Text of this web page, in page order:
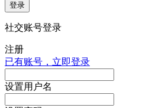
登录
社交账号登录
注册
已有账号，立即登录
设置用户名